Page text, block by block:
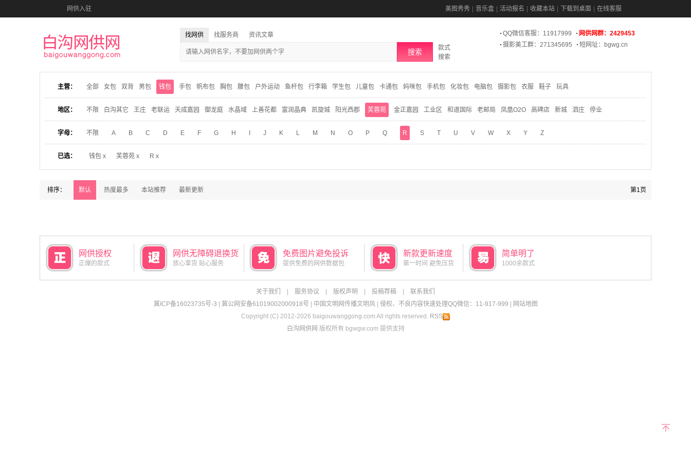
网供入驻 美图秀秀 音乐盒 活动报名 收藏本站 下载到桌面 在线客服
找网供 找服务商 资讯文章
搜索
款式
搜索
QQ微信客服：11917999
网供网群：2429453
摄影美工群：271345695
短网址：bgwg.cn
主营： 全部 女包 双背 男包 钱包 手包 帆布包 胸包 腰包 户外运动 鱼杆包 行李箱 学生包 儿童包 卡通包 妈咪包 手机包 化妆包 电脑包 摄影包 衣服 鞋子 玩具
地区： 不限 白沟其它 王庄 老联运 天成嘉园 御龙庭 水晶域 上善花都 富润晶典 凯旋城 阳光西郡 芙蓉苑 金正嘉园 工业区 和道国际 老邮局 凤凰O2O 高碑店 新城 泗庄 停业
字母： 不限 A B C D E F G H J K L M N O P Q R S T U V W X Y Z
已选： 钱包 x 芙蓉苑 x R x
排序： 默认 热度最多 本站推荐 最新更新 第1页
网供授权
正爆的款式
网供无障碍退换货
放心拿货 贴心服务
免费图片避免投诉
提供免费的网供数据包
新款更新速度
第一时间 避免压货
简单明了
1000余款式
关于我们 服务协议 版权声明 投稿荐稿
联系我们
冀ICP备16023735号-3
冀公网安备61019002000918号 中国文明网传播文明风| 侵权、不良内容快速处理QQ微信：11-917-999
网站地图
Copyright (C) 2012-2026 baigouwanggong.com All rights reserved. RSS
白沟网供网 版权所有 bgwgw.com 提供支持